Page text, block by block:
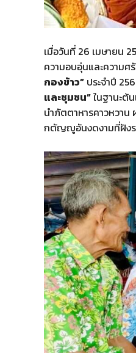
เมื่อวันที่ 26 เมษายน
ความอบอุ่นและความศ
กองข้าว” ประจำปี
และชุมชน”ในฐานะต้
นำภัตตาหารคาวหวา
กตัญญูอันงดงามที่ฝังร